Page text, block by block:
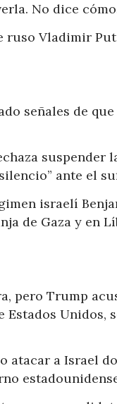
No dice
ruso Vladimir
señales de
suspender
ante el
israelí
de Gaza y en
pero Trump
Unidos,
a Israel